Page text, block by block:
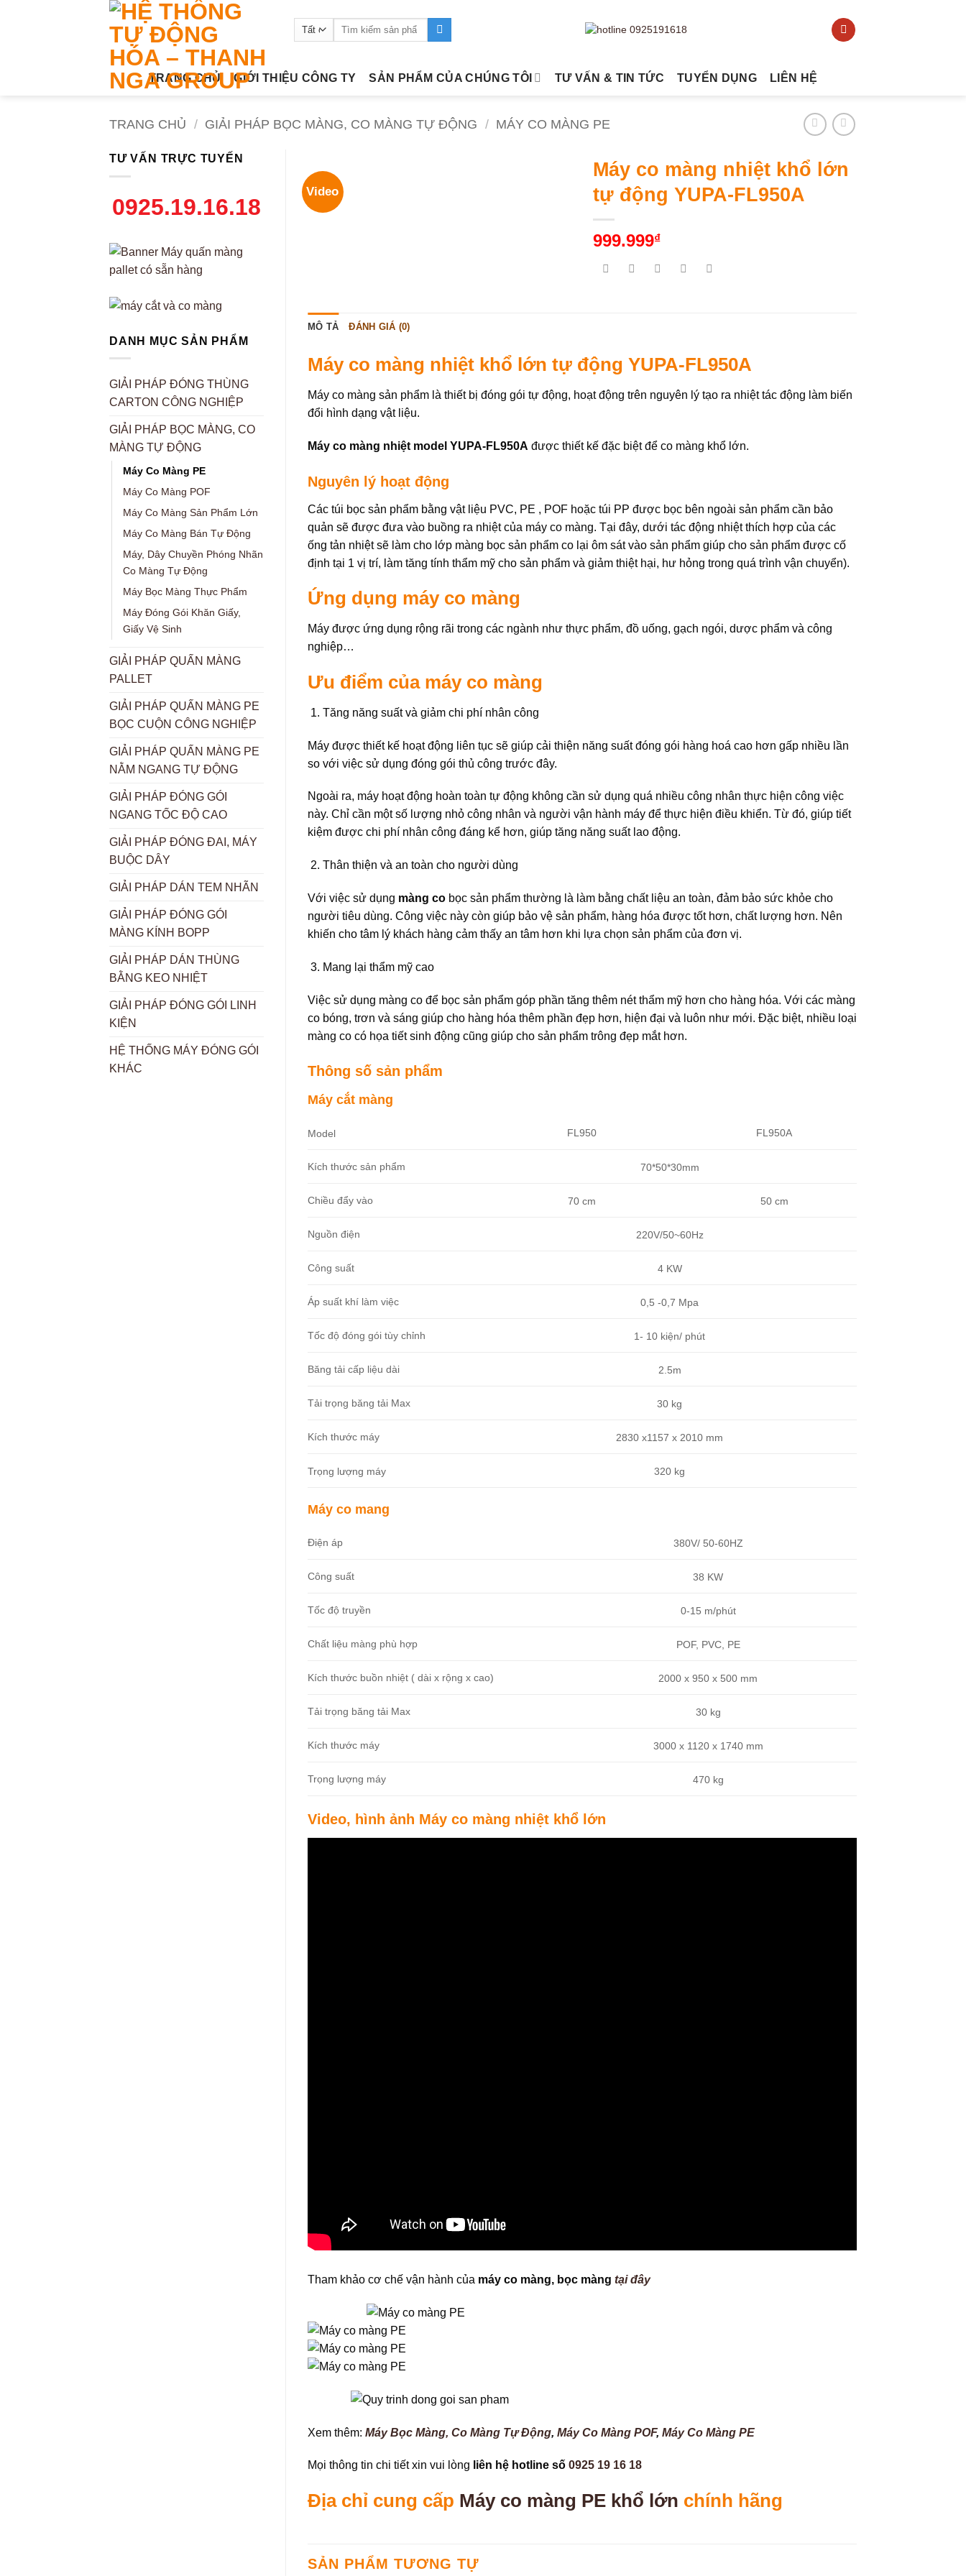
Tìm
TRANG CHỦ GIỚI THIỆU CÔNG TY SẢN PHẨM CỦA CHÚNG TÔI TƯ VẤN & TIN TỨC TUYỂN DỤNG LIÊN HỆ
TRANG CHỦ / GIẢI PHÁP BỌC MÀNG, CO MÀNG TỰ ĐỘNG / MÁY CO MÀNG PE
TƯ VẤN TRỰC TUYẾN
0925.19.16.18
DANH MỤC SẢN PHẨM
GIẢI PHÁP ĐÓNG THÙNG
CARTON CÔNG NGHIỆP
GIẢI PHÁP BỌC MÀNG, CO
MÀNG TỰ ĐỘNG
Máy Co Màng PE
Máy Co Màng POF
Máy Co Màng Sản Phẩm Lớn
Máy Co Màng Bán Tự Động
Máy, Dây Chuyền Phóng Nhãn
Co Màng Tự Động
Máy Bọc Màng Thực Phẩm
Máy Đóng Gói Khăn Giấy,
Giấy Vệ Sinh
GIẢI PHÁP QUẤN MÀNG
PALLET
GIẢI PHÁP QUẤN MÀNG PE
BỌC CUỘN CÔNG NGHIỆP
GIẢI PHÁP QUẤN MÀNG PE
NẰM NGANG TỰ ĐỘNG
GIẢI PHÁP ĐÓNG GÓI
NGANG TỐC ĐỘ CAO
GIẢI PHÁP ĐÓNG ĐAI, MÁY
BUỘC DÂY
GIẢI PHÁP DÁN TEM NHÃN
GIẢI PHÁP ĐÓNG GÓI
MÀNG KÍNH BOPP
GIẢI PHÁP DÁN THÙNG
BẰNG KEO NHIỆT
GIẢI PHÁP ĐÓNG GÓI LINH
KIỆN
HỆ THỐNG MÁY ĐÓNG GÓI
KHÁC
Video
Máy co màng nhiệt khổ lớn
tự động YUPA-FL950A
999.999₫
MÔ TẢ ĐÁNH GIÁ (0)
Máy co màng nhiệt khổ lớn tự động YUPA-FL950A
Máy co màng sản phẩm là thiết bị đóng gói tự động, hoạt động trên nguyên lý tạo ra nhiệt tác động làm biến
đổi hình dạng vật liệu.
Máy co màng nhiệt model YUPA-FL950A được thiết kế đặc biệt để co màng khổ lớn.
Nguyên lý hoạt động
Các túi bọc sản phẩm bằng vật liệu PVC, PE , POF hoặc túi PP được bọc bên ngoài sản phẩm cần bảo
quản sẽ được đưa vào buồng ra nhiệt của máy co màng. Tại đây, dưới tác động nhiệt thích hợp của các
ống tản nhiệt sẽ làm cho lớp màng bọc sản phẩm co lại ôm sát vào sản phẩm giúp cho sản phẩm được cố
định tại 1 vị trí, làm tăng tính thẩm mỹ cho sản phẩm và giảm thiệt hại, hư hỏng trong quá trình vận chuyển).
Ứng dụng máy co màng
Máy được ứng dụng rộng rãi trong các ngành như thực phẩm, đồ uống, gạch ngói, dược phẩm và công
nghiệp…
Ưu điểm của máy co màng
Tăng năng suất và giảm chi phí nhân công
Máy được thiết kế hoạt động liên tục sẽ giúp cải thiện năng suất đóng gói hàng hoá cao hơn gấp nhiều lần
so với việc sử dụng đóng gói thủ công trước đây.
Ngoài ra, máy hoạt động hoàn toàn tự động không cần sử dụng quá nhiều công nhân thực hiện công việc
này. Chỉ cần một số lượng nhỏ công nhân và người vận hành máy để thực hiện điều khiển. Từ đó, giúp tiết
kiệm được chi phí nhân công đáng kể hơn, giúp tăng năng suất lao động.
Thân thiện và an toàn cho người dùng
Với việc sử dụng màng co bọc sản phẩm thường là làm bằng chất liệu an toàn, đảm bảo sức khỏe cho
người tiêu dùng. Công việc này còn giúp bảo vệ sản phẩm, hàng hóa được tốt hơn, chất lượng hơn. Nên
khiến cho tâm lý khách hàng cảm thấy an tâm hơn khi lựa chọn sản phẩm của đơn vị.
Mang lại thẩm mỹ cao
Việc sử dụng màng co để bọc sản phẩm góp phần tăng thêm nét thẩm mỹ hơn cho hàng hóa. Với các màng
co bóng, trơn và sáng giúp cho hàng hóa thêm phần đẹp hơn, hiện đại và luôn như mới. Đặc biệt, nhiều loại
màng co có họa tiết sinh động cũng giúp cho sản phẩm trông đẹp mắt hơn.
Thông số sản phẩm
Máy cắt màng
Model FL950 FL950A
Kích thước sản phẩm 70*50*30mm
Chiều đẩy vào 70 cm 50 cm
Nguồn điện 220V/50~60Hz
Công suất 4 KW
Áp suất khí làm việc 0,5 -0,7 Mpa
Tốc độ đóng gói tùy chỉnh 1- 10 kiện/ phút
Băng tải cấp liệu dài 2.5m
Tải trọng băng tải Max 30 kg
Kích thước máy 2830 x1157 x 2010 mm
Trọng lượng máy 320 kg
Máy co mang
Điện áp 380V/ 50-60HZ
Công suất 38 KW
Tốc độ truyền 0-15 m/phút
Chất liệu màng phù hợp POF, PVC, PE
Kích thước buồn nhiệt ( dài x rộng x cao) 2000 x 950 x 500 mm
Tải trọng băng tải Max 30 kg
Kích thước máy 3000 x 1120 x 1740 mm
Trọng lượng máy 470 kg
Video, hình ảnh Máy co màng nhiệt khổ lớn
Tham khảo cơ chế vận hành của máy co màng, bọc màng tại đây
Xem thêm: Máy Bọc Màng, Co Màng Tự Động, Máy Co Màng POF, Máy Co Màng PE
Mọi thông tin chi tiết xin vui lòng liên hệ hotline số 0925 19 16 18
Địa chỉ cung cấp Máy co màng PE khổ lớn chính hãng
SẢN PHẨM TƯƠNG TỰ